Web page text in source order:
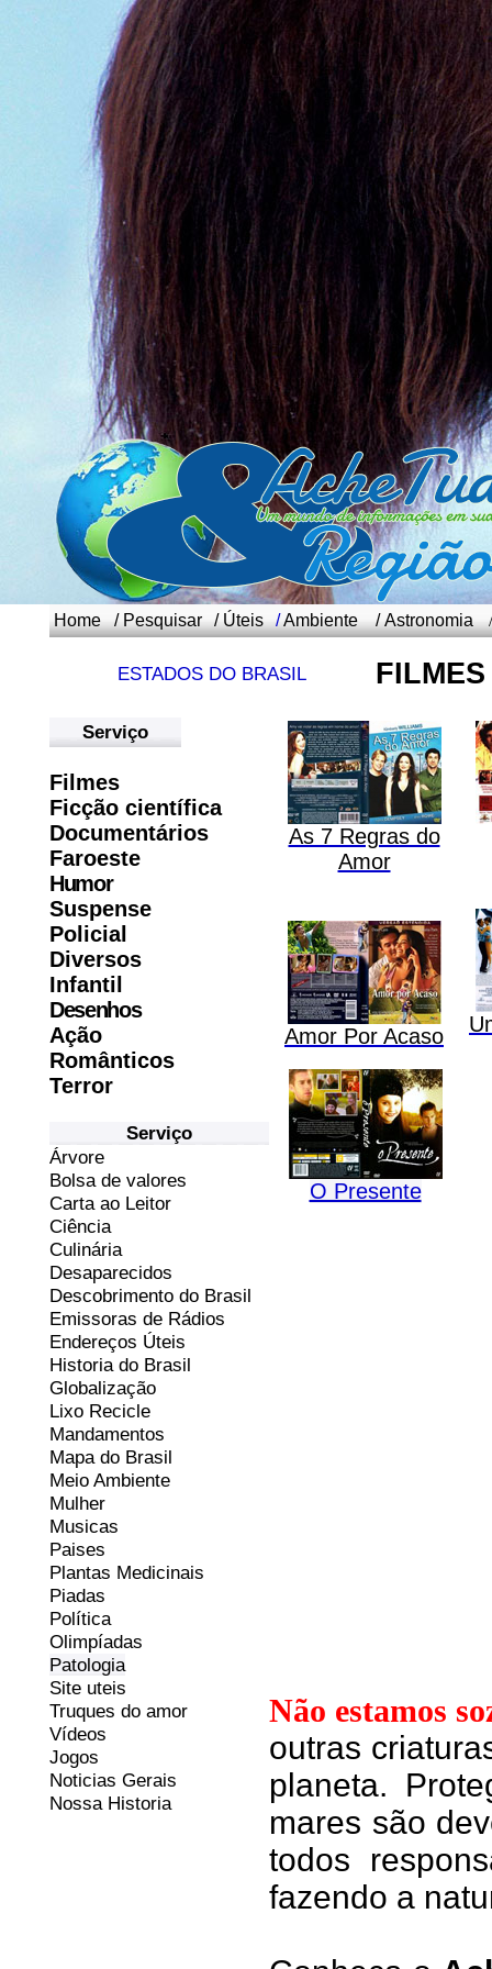
Home / Pesquisar / Úteis /Ambiente /Astronomia
ESTADOS DO BRASIL
Serviço
Filmes
Ficção científica
Documentários
Faroeste
Humor
Suspense
Policial
Diversos
Infantil
Desenhos
Ação
Românticos
Terror
Serviço
Árvore
Bolsa de valores
Carta ao Leitor
Ciência
Culinária
Desaparecidos
Descobrimento do Brasil
Emissoras de Rádios
Endereços Úteis
Historia do Brasil
Globalização
Lixo Recicle
Mandamentos
Mapa do Brasil
Meio Ambiente
Mulher
Musicas
Paises
Plantas Medicinais
Piadas
Política
Olimpíadas
Patologia
Site uteis
Truques do amor
Vídeos
Jogos
Noticias Gerais
Nossa Historia
As 7 Regras do
Amor
Amor Por Acaso
O Presente
Não estamos
outras
planeta.
mares são
todos
fazendo a